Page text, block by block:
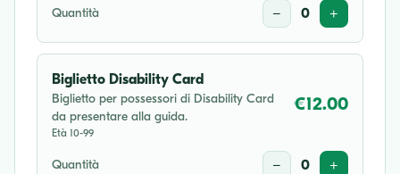
Quantità − 0 +
Biglietto Disability Card
Biglietto per possessori di Disability Card
da presentare alla guida.
Età 10-99
€12.00
Quantità − 0 +